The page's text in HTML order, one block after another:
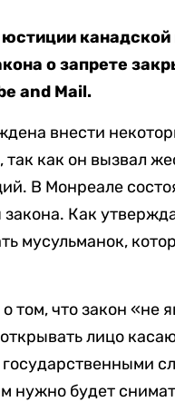
о запрете
and Mail.
внести
так как он вызвал
В Монреале
Как
мусульманок,
том, что закон «не
лицо
нужно будет